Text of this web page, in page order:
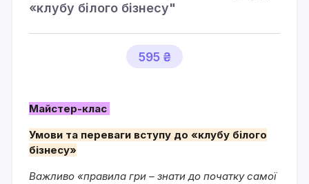
«клубу білого бізнесу"
595 ₴
Майстер-клас
Умови та переваги вступу до «клубу білого
бізнесу»
Важливо «правила гри – знати до початку самої